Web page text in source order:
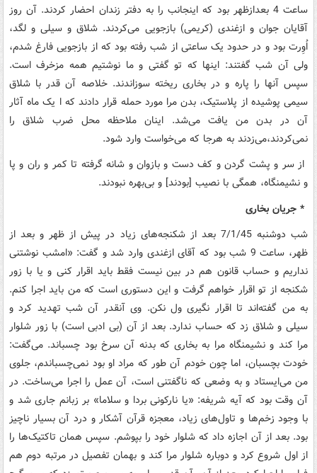
ساعت 4 بعدازظهر بود که اینجانب را به دفتر زندان احضار کردند. آن روز
آقایان جوان و ازغندی (کریمی) بازجویی می‌کردند. شلاق و سیلی و لگد،
اُوِرت بود و در حدود یک ساعتی از شب رفته بود که از بازجویی فارغ شدم،
ولی آن شب گفتند: اینها که تو گفتی و ما نوشتیم همه مزخرف است.
سپس آنها را پاره و در بخاری ریخته سوزاندند. خلاصه آن قدر با شلاق
سیمی پوشیده از پلاستیک، بدن مرا مورد حمله قرار دادند که ا یک ماه آثار
آن در بدن من یافت می‌شد. اینان ملاحظه محل ضرب شلاق را
نمی‌کردند،‌می‌زدند به هرجا که می‌خواست وارد شود.
از سر و پشت گردن و کف دست و بازوان و شانه گرفته تا کمر و ران و پا
و نشیمنگاه، همگی با نصیب [بودند] و بی‌بهره نبودند.
* جریان بخاری
شب دوشنبه 7/1/45 بعد از شکنجه‌های زیاد در پیش از ظهر و بعد از
ظهر، ساعت 9 شب بود که آقای ازغندی وارد شد و گفت: «امشب نوشتنی
نداریم و حساب قانون هم در بین نیست فقط باید اقرار کنی و یا با زور
شکنجه از تو اقرار خواهم گرفت و این دستوری است که من باید اجرا کنم.
به من گفته‌اند تا اقرار نگیری ول نکن. وی آنقدر آن شب تهدید کرد و
سیلی و شلاق زد که حساب ندارد. بعد از آن (بی ادبی است) با زور شلوار
مرا کند و نشیمنگاه مرا به بخاری که بدنه آن سرخ بود چسباند. می‌گفت:
خودت بچسبان، اما چون خودم آن طور که مراد او بود نمی‌چسباندم، جلوی
من می‌ایستاد و به وضعی که ناگفتنی است، آن عمل را اجرا می‌ساخت. در
آن وقت بود که آیه شریفه: «یا نارکونی بردا و سلاما» بر زبانم جاری شد و
با وجود زخم‌ها و تاول‌های زیاد، معجزه قرآن آشکار و درد آن بسیار ناچیز
بود. بعد از آن اجازه داد که شلوار خود را بپوشم. سپس همان تاکتیک‌ها را
از اول شروع کرد و دوباره شلوار مرا کند و بهمان تفصیل در مرتبه دوم هم